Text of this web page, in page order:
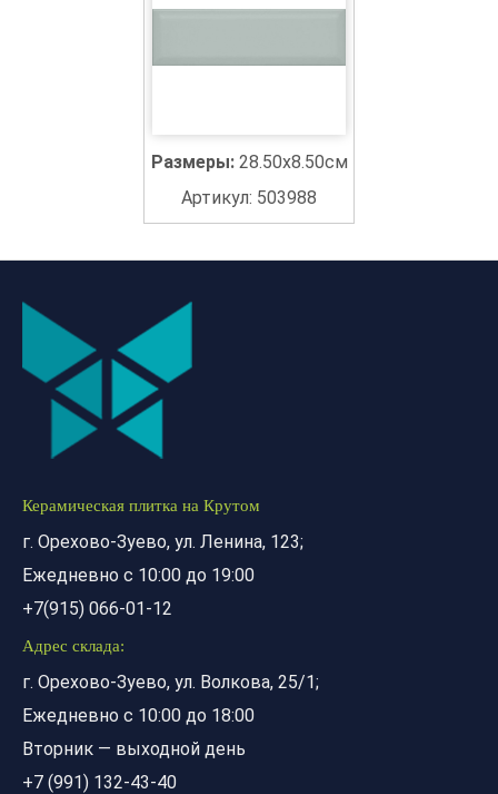
Размеры: 28.50x8.50см
Артикул: 503988
Керамическая плитка на Крутом
г. Орехово-Зуево, ул. Ленина, 123;
Ежедневно с 10:00 до 19:00
+7(915) 066-01-12
Адрес склада:
г. Орехово-Зуево, ул. Волкова, 25/1;
Ежедневно с 10:00 до 18:00
Вторник — выходной день
+7 (991) 132-43-40